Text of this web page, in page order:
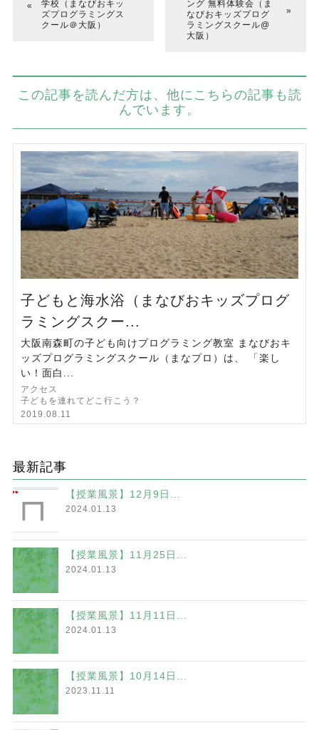
学校（まなびおキッ
ズプログラミングス
クール＠大阪）
ング 無料体験会（ま
なびおキッズプログ
ラミングスクール@
大阪）
この記事を読んだ方は、他にこちらの記事も読
んでいます。
子どもと海水浴（まなびおキッズプログ
ラミングスクー...
大阪南森町の子ども向けプログラミング教室 まなびおキ
ッズプログラミングスクール（まなプロ）は、 「楽し
い！面白...
アクセス
子どもを連れてどこ行こう？
2019.08.11
最新記事
【授業風景】12月9日...
2024.01.13
【授業風景】11月25日...
2024.01.13
【授業風景】11月11日...
2024.01.13
【授業風景】10月14日...
2023.11.11